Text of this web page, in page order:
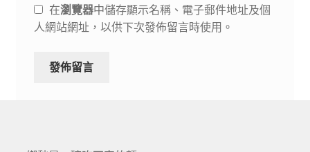
在瀏覽器中儲存顯示名稱、電子郵件地址及個
人網站網址，以供下次發佈留言時使用。